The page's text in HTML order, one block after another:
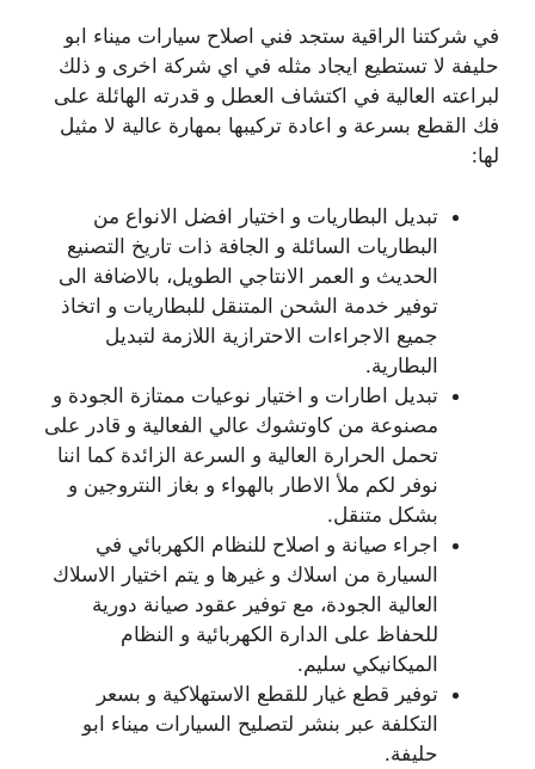
في شركتنا الراقية ستجد فني اصلاح سيارات ميناء ابو
حليفة لا تستطيع ايجاد مثله في اي شركة اخرى و ذلك
لبراعته العالية في اكتشاف العطل و قدرته الهائلة على
فك القطع بسرعة و اعادة تركيبها بمهارة عالية لا مثيل
لها:
تبديل البطاريات و اختيار افضل الانواع من
البطاريات السائلة و الجافة ذات تاريخ التصنيع
الحديث و العمر الانتاجي الطويل، بالاضافة الى
توفير خدمة الشحن المتنقل للبطاريات و اتخاذ
جميع الاجراءات الاحترازية اللازمة لتبديل
البطارية.
تبديل اطارات و اختيار نوعيات ممتازة الجودة و
مصنوعة من كاوتشوك عالي الفعالية و قادر على
تحمل الحرارة العالية و السرعة الزائدة كما اننا
نوفر لكم ملأ الاطار بالهواء و بغاز النتروجين و
بشكل متنقل.
اجراء صيانة و اصلاح للنظام الكهربائي في
السيارة من اسلاك و غيرها و يتم اختيار الاسلاك
العالية الجودة، مع توفير عقود صيانة دورية
للحفاظ على الدارة الكهربائية و النظام
الميكانيكي سليم.
توفير قطع غيار للقطع الاستهلاكية و بسعر
التكلفة عبر بنشر لتصليح السيارات ميناء ابو
حليفة.